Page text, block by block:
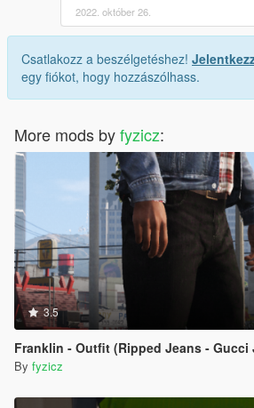
2022. október 26.
Csatlakozz a beszélgetéshez!
egy fiókot, hogy hozzászólhass.
More mods byfyzicz:
3.5
Franklin - Outfit (Ripped Jeans - Gucci
By fyzicz